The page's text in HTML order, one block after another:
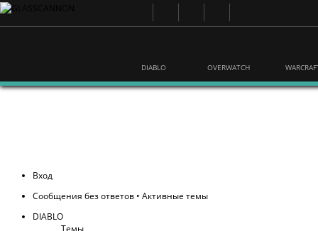
DIABLO OVERWATCH
Вход
Сообщения без ответов • Активные темы
DIABLO
Темы